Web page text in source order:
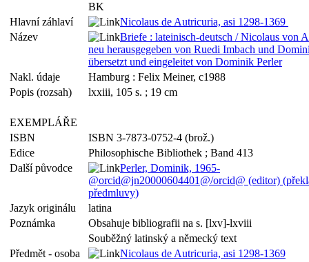
BK
Hlavní záhlaví
Nicolaus de Autricuria, asi 1298-1369
Název
Briefe : lateinisch-deutsch / Nicolaus von
neu herausgegeben von Ruedi Imbach und
übersetzt und eingeleitet von Dominik Perler
Nakl. údaje
Hamburg : Felix Meiner, c1988
Popis (rozsah)
lxxiii, 105 s. ; 19 cm
EXEMPLÁŘE
ISBN
ISBN 3-7873-0752-4 (brož.)
Edice
Philosophische Bibliothek ; Band 413
Další původce
Perler, Dominik, 1965-
@orcid@jn20000604401@/orcid@ (editor)
předmluvy)
Jazyk originálu
latina
Poznámka
Obsahuje bibliografii na s. [lxv]-lxviii
Souběžný latinský a německý text
Předmět - osoba
Nicolaus de Autricuria, asi 1298-1369